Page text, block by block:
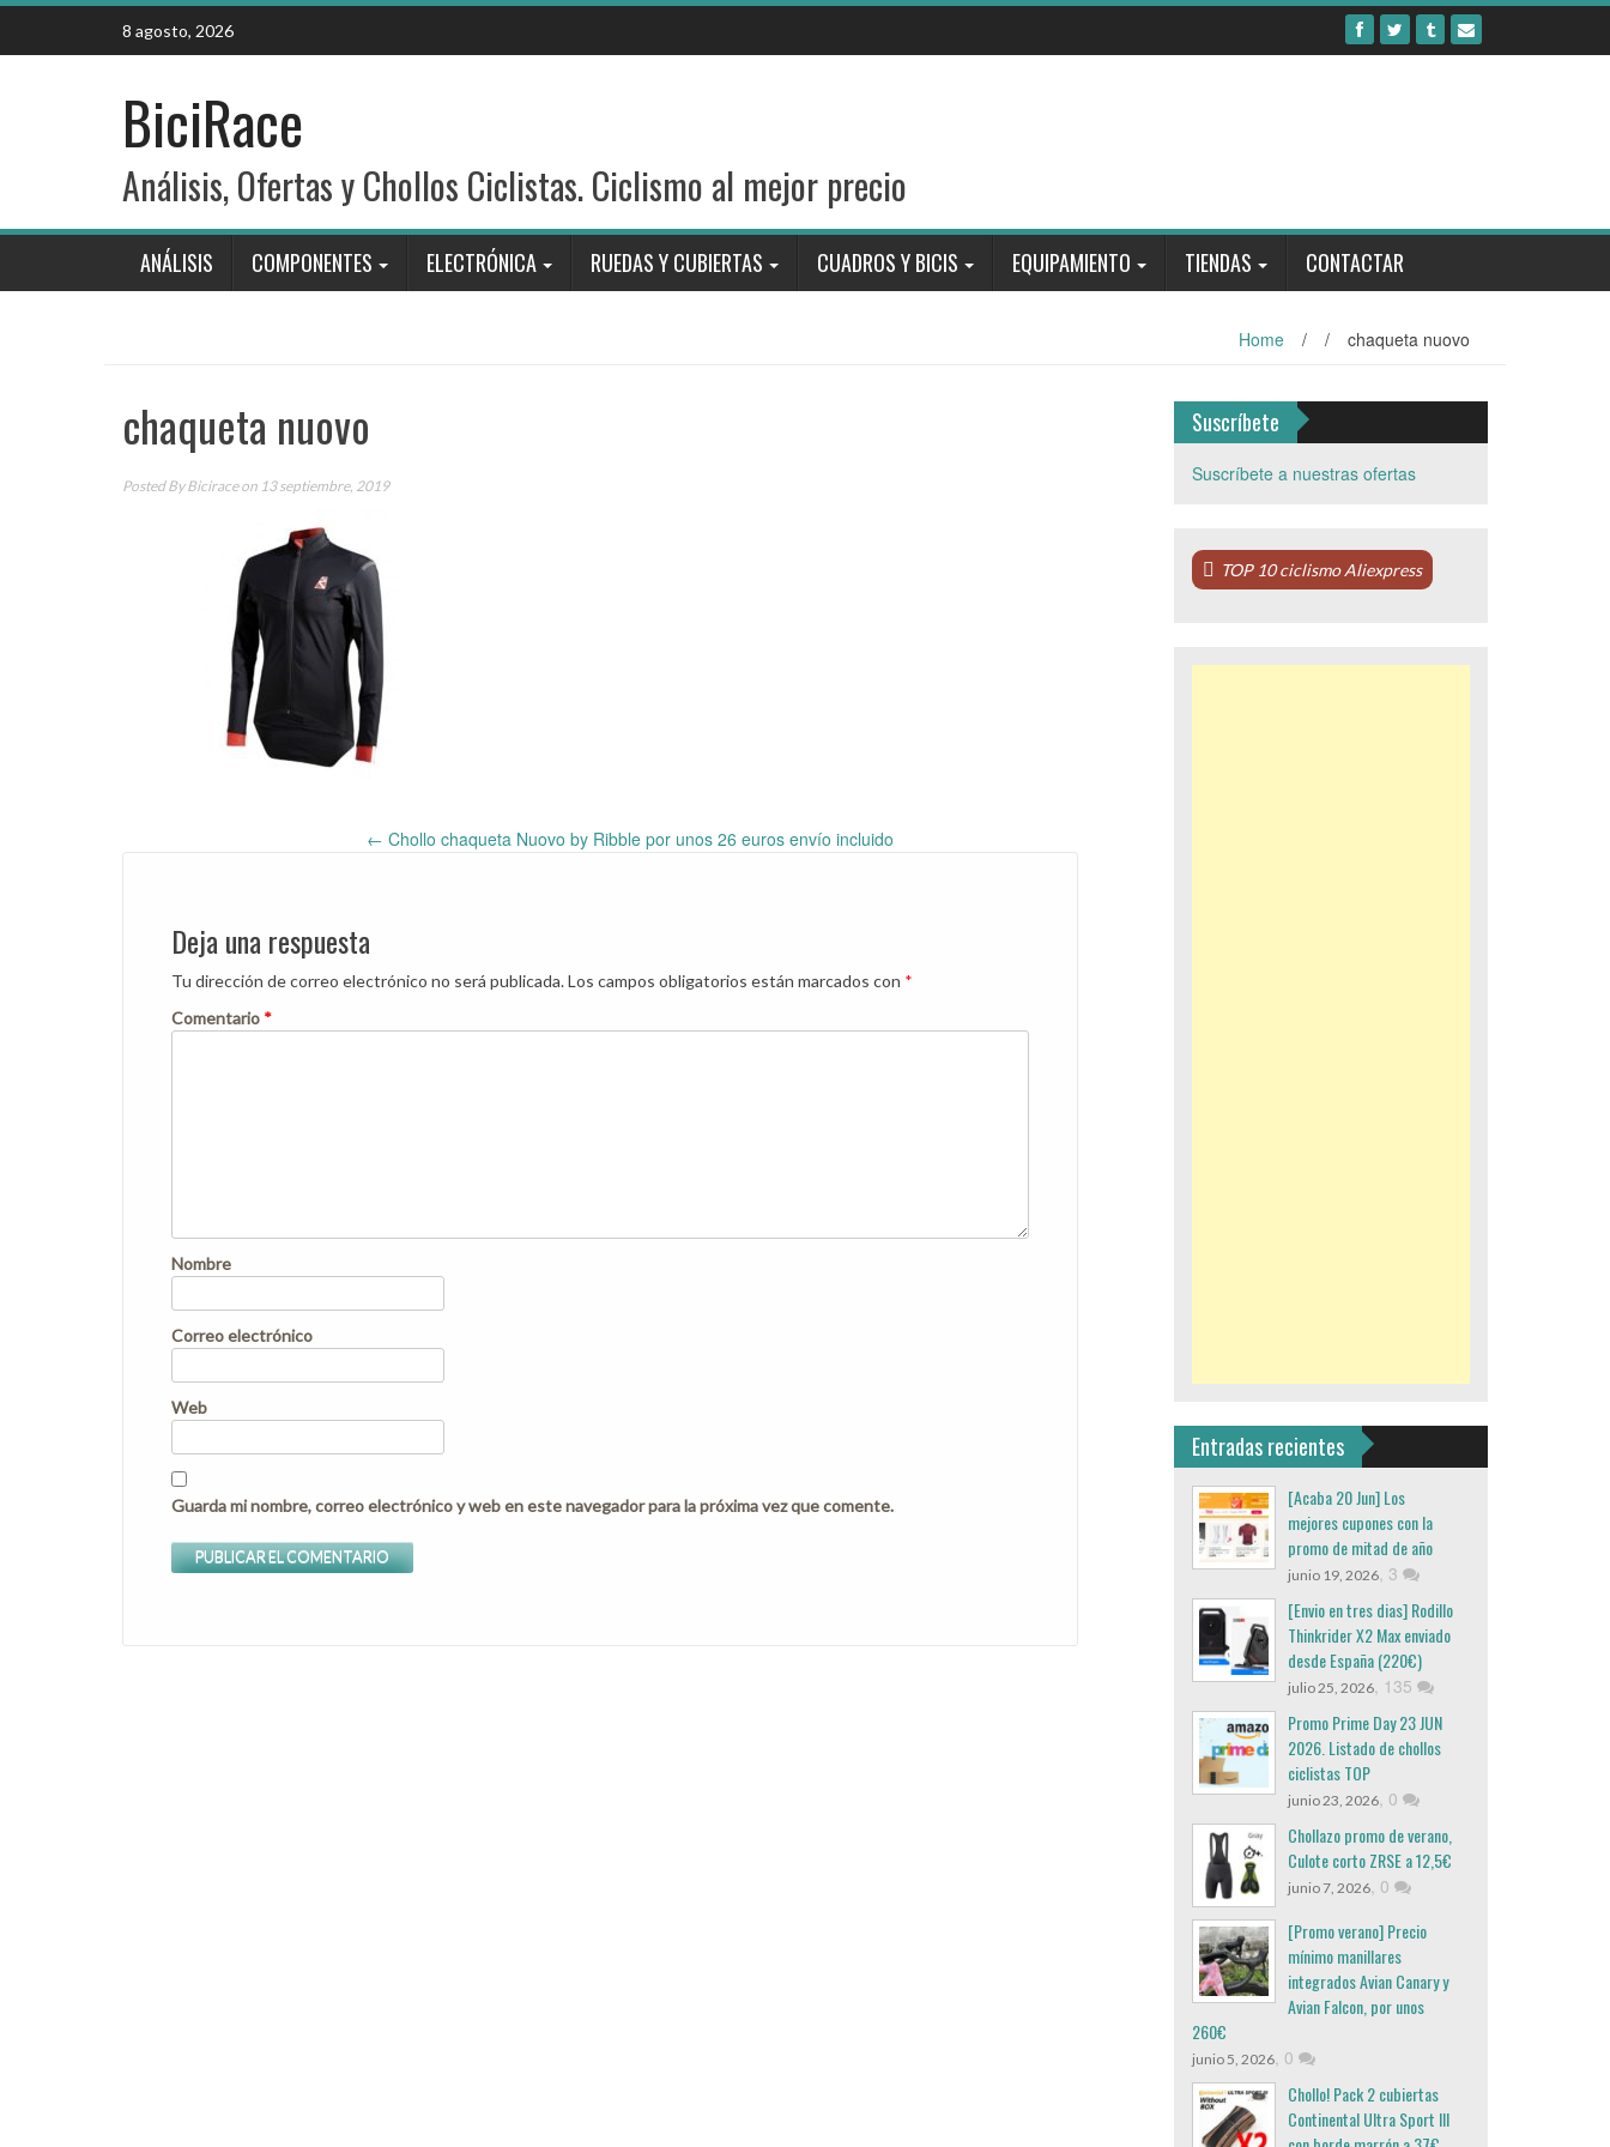
Skip
content
8 agosto, 2026
BiciRace
Análisis, Ofertas y Chollos Ciclistas. Ciclismo al mejor precio
ANÁLISIS COMPONENTES ELECTRÓNICA RUEDAS Y CUBIERTAS CUADROS Y BICIS EQUIPAMIENTO TIENDAS CONTACTAR
Home / / chaqueta nuovo
chaqueta nuovo
Posted ByBiciraceon 13 septiembre, 2019
Post
navigation
← Chollo chaqueta Nuovo by Ribble por unos 26 euros envío incluido
Deja una respuesta
Tu dirección de correo electrónico no será publicada.Los campos obligatorios están marcados con *
Comentario *
Nombre
Correo electrónico
Web
Guarda mi nombre, correo electrónico y web en este navegador para la próxima vez que comente.
Suscríbete
Suscríbete a nuestras ofertas
TOP 10 ciclismo Aliexpress
Entradas recientes
[Acaba 20 Jun] Los
mejores cupones con la
promo de mitad de año
junio 19, 2026, 3
[Envio en tres dias] Rodillo
Thinkrider X2 Max enviado
desde España (220€)
julio 25, 2026, 135
Promo Prime Day 23 JUN
2026. Listado de chollos
ciclistas TOP
junio 23, 2026, 0
Chollazo promo de verano,
Culote corto ZRSE a 12,5€
junio 7, 2026, 0
[Promo verano] Precio
mínimo manillares
integrados Avian Canary y
Avian Falcon, por unos
260€
junio 5, 2026, 0
Chollo! Pack 2 cubiertas
Continental Ultra Sport III